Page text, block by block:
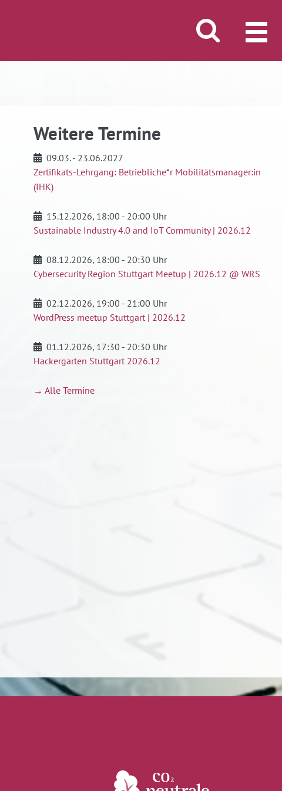
Suche öffnen/
Weitere Termine
09.03. - 23.06.2027
Zertifikats-Lehrgang: Betriebliche*r Mobilitätsmanager:in
(IHK)
15.12.2026, 18:00 - 20:00 Uhr
Sustainable Industry 4.0 and IoT Community | 2026.12
08.12.2026, 18:00 - 20:30 Uhr
Cybersecurity Region Stuttgart Meetup | 2026.12 @ WRS
02.12.2026, 19:00 - 21:00 Uhr
WordPress meetup Stuttgart | 2026.12
01.12.2026, 17:30 - 20:30 Uhr
Hackergarten Stuttgart 2026.12
→ Alle Termine